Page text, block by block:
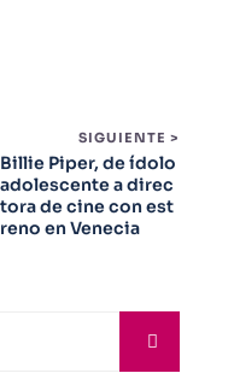
SIGUIENTE >
Billie Piper, de ídolo
adolescente a direc
tora de cine con est
reno en Venecia